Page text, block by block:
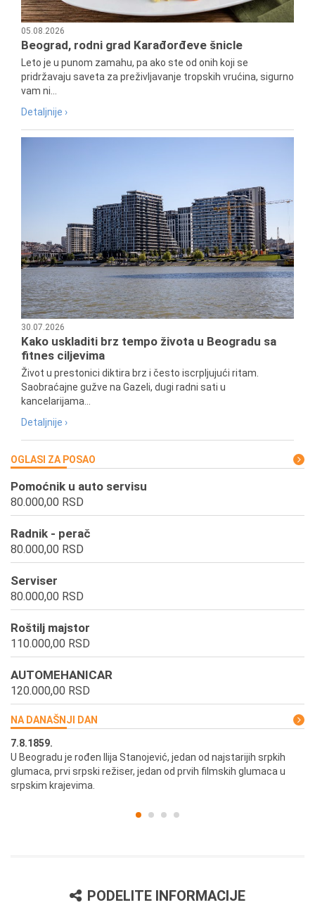
05.08.2026
Beograd, rodni grad Karađorđeve šnicle
Leto je u punom zamahu, pa ako ste od onih koji se
pridržavaju saveta za preživljavanje tropskih vrućina, sigurno
vam ni...
Detaljnije ›
30.07.2026
Kako uskladiti brz tempo života u Beogradu sa
fitnes ciljevima
Život u prestonici diktira brz i često iscrpljujući ritam.
Saobraćajne gužve na Gazeli, dugi radni sati u
kancelarijama...
Detaljnije ›
OGLASI ZA POSAO
Pomoćnik u auto servisu
80.000,00 RSD
Radnik - perač
80.000,00 RSD
Serviser
80.000,00 RSD
Roštilj majstor
110.000,00 RSD
AUTOMEHANICAR
120.000,00 RSD
NA DANAŠNJI DAN
7.8.1859.
U Beogradu je rođen Ilija Stanojević, jedan od najstarijih srpkih
glumaca, prvi srpski režiser, jedan od prvih filmskih glumaca u
srpskim krajevima.
PODELITE INFORMACIJE